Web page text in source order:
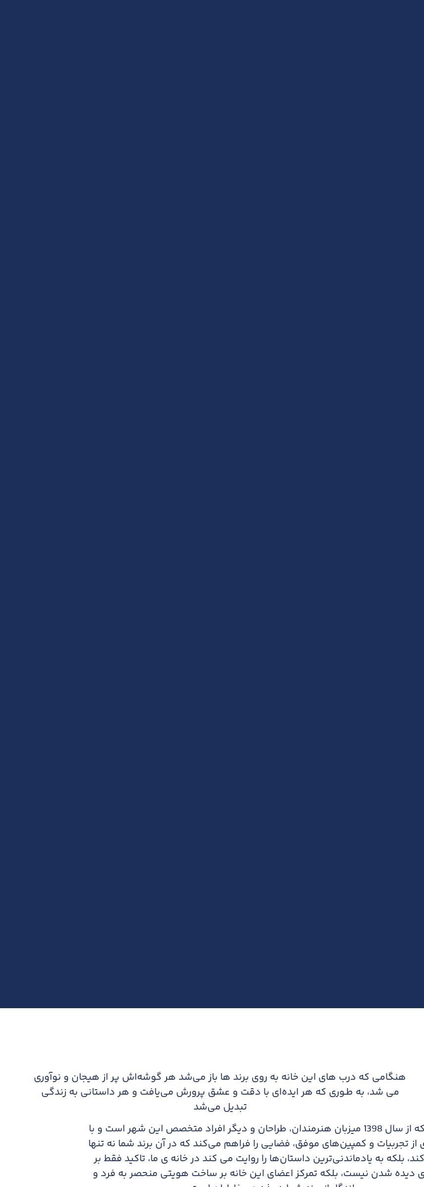
هنگامی که درب های این خانه به روی برند ها باز می‌شد هر گوشه‌اش پر از هیجان و نوآوری
می شد، به طـوری که هر ایده‌ای با دقت و عشق پرورش می‌یافت و هر داستانی به زندگی
تبدیل می‌شد
این خانه که از سال 1398 میزبان هنرمندان، طراحان و دیگر افراد متخصص این شهر است و با
از تجربیات و کمپین‌های موفق، فضایی را فراهم می‌کند که در آن برند شما نه‌ تنها
بلکه به یادماندنی‌ترین داستان‌ها را روایت می کند در خانه ی ما، تاکید فقط بر
دیده شدن نیست، بلکه تمرکز اعضای این خانه بر ساخت هویتی منحصر به فرد و